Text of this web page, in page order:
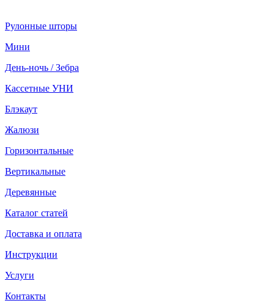
Рулонные шторы
Мини
День-ночь / Зебра
Кассетные УНИ
Блэкаут
Жалюзи
Горизонтальные
Вертикальные
Деревянные
Каталог статей
Доставка и оплата
Инструкции
Услуги
Контакты